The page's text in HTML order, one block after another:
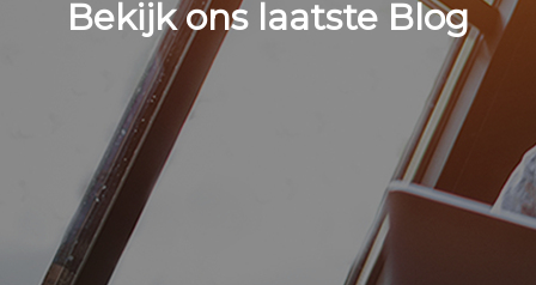
Bekijk ons laatste Blog